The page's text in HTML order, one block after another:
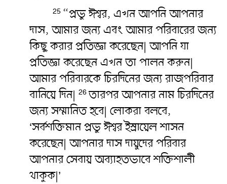
25 “প্রভু ঈশ্বর, এখন আপনি আপনার
দাস, আমার জন্য এবং আমার পরিবারের জন্য
কিছু করার প্রতিজ্ঞা করেছেন| আপনি যা
প্রতিজ্ঞা করেছেন এখন তা পালন করুন|
আমার পরিবারকে চিরদিনের জন্য রাজপরিবার
বানিয়ে দিন| 26তারপর আপনার নাম চিরদিনের
জন্য সম্মানিত হবে| লোকরা বলবে,
‘সর্বশক্তিমান প্রভু ঈশ্বর ইস্রায়েল শাসন
করেছেন| আপনার দাস দায়ুদের পরিবার
আপনার সেবায় অব্যাহতভাবে শক্তিশালী
থাকুক|’